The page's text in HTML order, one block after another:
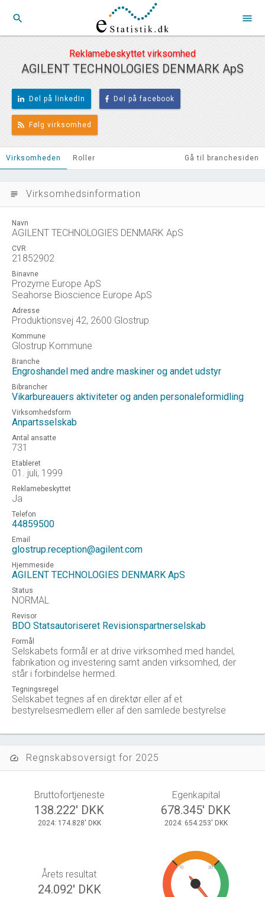
search menu
Reklamebeskyttet virksomhed
AGILENT TECHNOLOGIES DENMARK ApS
Del på linkedIn Del på facebook
Følg virksomhed
Virksomheden Roller Gå til branchesiden
subject Virksomhedsinformation
Navn
AGILENT TECHNOLOGIES DENMARK ApS
CVR
21852902
Binavne
Prozyme Europe ApS
Seahorse Bioscience Europe ApS
Adresse
Produktionsvej 42, 2600 Glostrup
Kommune
Glostrup Kommune
Branche
Engroshandel med andre maskiner og andet udstyr
Bibrancher
Vikarbureauers aktiviteter og anden personaleformidling
Virksomhedsform
Anpartsselskab
Antal ansatte
731
Etableret
01. juli, 1999
Reklamebeskyttet
Ja
Telefon
44859500
Email
glostrup.reception@agilent.com
Hjemmeside
AGILENT TECHNOLOGIES DENMARK ApS
Status
NORMAL
Revisor
BDO Statsautoriseret Revisionspartnerselskab
Formål
Selskabets formål er at drive virksomhed med handel,
fabrikation og investering samt anden virksomhed, der
står i forbindelse hermed.
Tegningsregel
Selskabet tegnes af en direktør eller af et
bestyrelsesmedlem eller af den samlede bestyrelse
speed Regnskabsoversigt for 2025
Bruttofortjeneste
138.222' DKK
2024: 174.828' DKK
Egenkapital
678.345' DKK
2024: 654.253' DKK
Årets resultat
24.092' DKK
10 20